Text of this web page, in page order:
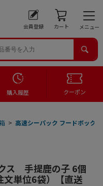
会員登録 カート メニュー
購入履歴 クーポン
> 高速シーパック フードボック
ス 手提鹿の子 6個
単位6袋）【直送